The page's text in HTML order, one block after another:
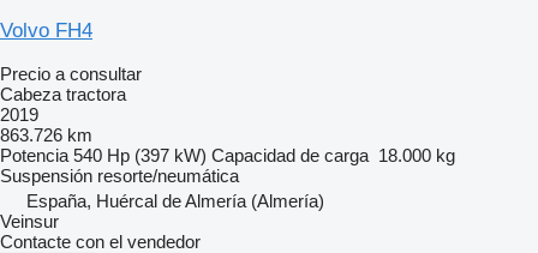
Volvo FH4
Precio a consultar
Cabeza tractora
2019
863.726 km
Potencia 540 Hp (397 kW) Capacidad de carga 18.000 kg
Suspensión resorte/neumática
España, Huércal de Almería (Almería)
Veinsur
Contacte con el vendedor